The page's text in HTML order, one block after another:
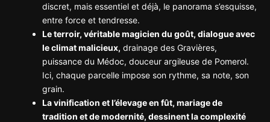
discret, mais essentiel et déjà, le panorama s’esquisse,
entre force et tendresse.
Le terroir, véritable magicien du goût, dialogue avec
le climat malicieux, drainage des Gravières,
puissance du Médoc, douceur argileuse de Pomerol.
Ici, chaque parcelle impose son rythme, sa note, son
grain.
La vinification et l’élevage en fût, mariage de
tradition et de modernité, dessinent la complexité